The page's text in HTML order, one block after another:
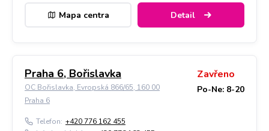
Mapa centra Detail
Praha 6, Bořislavka
OC Bořislavka, Evropská 866/65, 160 00
Praha 6
Zavřeno
Po-Ne: 8-20
Telefon: +420 776 162 455